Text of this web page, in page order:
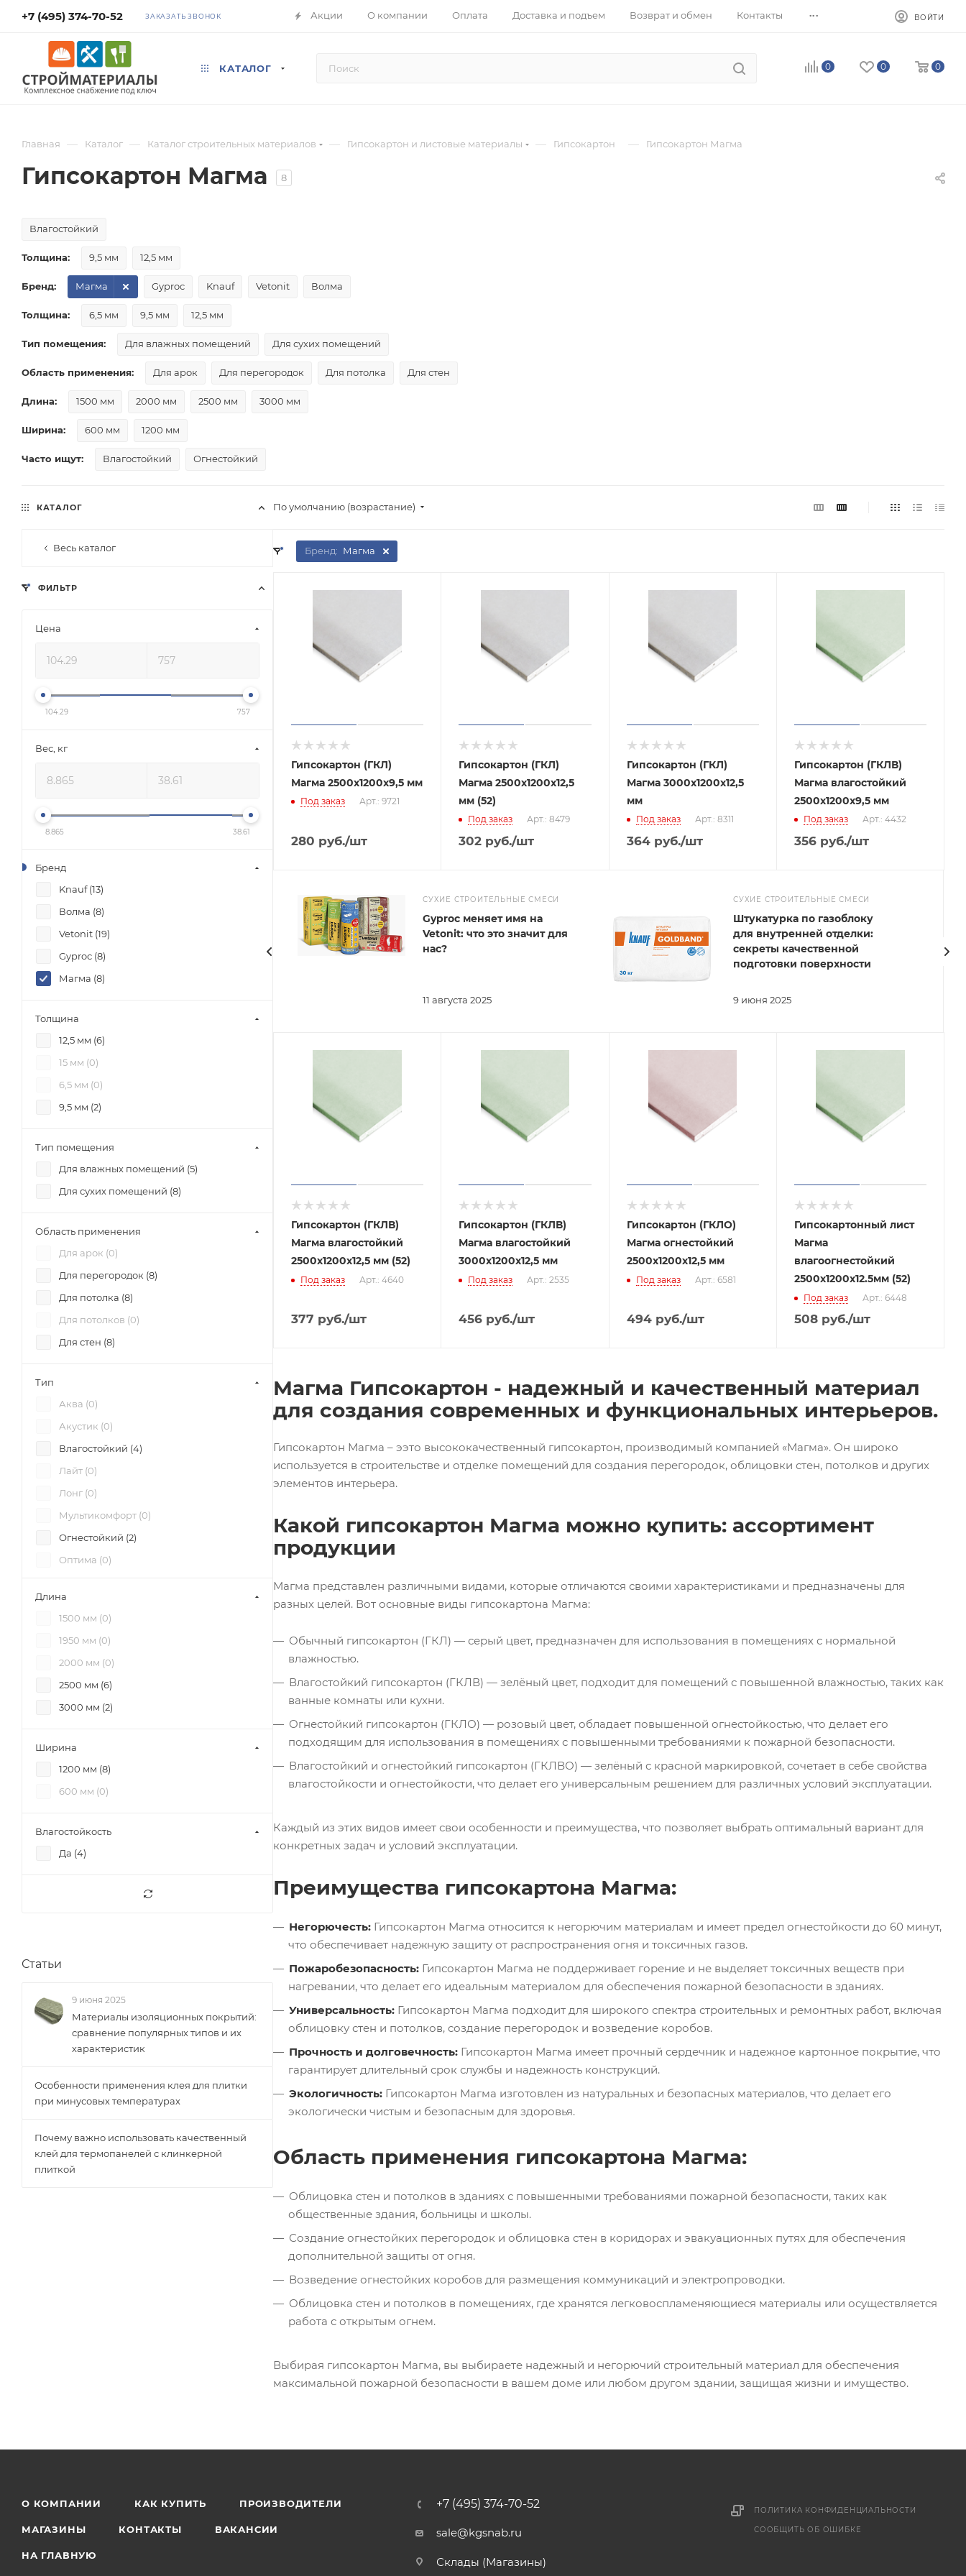
+7 (495) 374-70-52 ЗАКАЗАТЬ ЗВОНОК Акции О компании Оплата Доставка и подъем Возврат и обмен Контакты ... ВОЙТИ
КАТАЛОГ 0 0 0
Главная — Каталог — Каталог строительных материалов — Гипсокартон и листовые материалы — Гипсокартон — Гипсокартон Магма
Гипсокартон Магма 8
Влагостойкий
Толщина: 9,5 мм 12,5 мм
Бренд: Gyproc Knauf Vetonit Волма
Магма
Толщина: 6,5 мм 9,5 мм 12,5 мм
Тип помещения: Для влажных помещений Для сухих помещений
Область применения: Для арок Для перегородок Для потолка Для стен
Длина: 1500 мм 2000 мм 2500 мм 3000 мм
Ширина: 600 мм 1200 мм
Часто ищут: Влагостойкий Огнестойкий
По умолчанию (возрастание)
Бренд: Магма
Гипсокартон (ГКЛ)
Магма 2500х1200х9,5 мм
Под заказ Арт.: 9721
280 руб./шт
Гипсокартон (ГКЛ)
Магма 2500х1200х12,5
мм (52)
Под заказ Арт.: 8479
302 руб./шт
Гипсокартон (ГКЛ)
Магма 3000х1200х12,5
мм
Под заказ Арт.: 8311
364руб./шт
Гипсокартон (ГКЛВ)
Магма влагостойкий
2500х1200х9,5 мм
Под заказ Арт.: 4432
356руб./шт
СУХИЕ СТРОИТЕЛЬНЫЕ СМЕСИ
11 августа 2025
Gyproc меняет имя на
Vetonit: что это значит для
нас?
СУХИЕ СТРОИТЕЛЬНЫЕ СМЕСИ
9 июня 2025
Штукатурка по газоблоку
для внутренней отделки:
секреты качественной
подготовки поверхности
Гипсокартон (ГКЛВ)
Магма влагостойкий
2500х1200х12,5 мм (52)
Под заказ Арт.: 4640
377 руб./шт
Гипсокартон (ГКЛВ)
Магма влагостойкий
3000х1200х12,5 мм
Под заказ Арт.: 2535
456 руб./шт
Гипсокартон (ГКЛО)
Магма огнестойкий
2500х1200х12,5 мм
Под заказ Арт.: 6581
494руб./шт
Гипсокартонный лист
Магма
влагоогнестойкий
2500х1200х12.5мм (52)
Под заказ Арт.: 6448
508руб./шт
Магма Гипсокартон - надежный и качественный материал
для создания современных и функциональных интерьеров.
Гипсокартон Магма – ээто высококачественный гипсокартон, производимый компанией «Магма». Он широко
используется в строительстве и отделке помещений для создания перегородок, облицовки стен, потолков и других
элементов интерьера.
Какой гипсокартон Магма можно купить: ассортимент
продукции
Магма представлен различными видами, которые отличаются своими характеристиками и предназначены для
разных целей. Вот основные виды гипсокартона Магма:
Обычный гипсокартон (ГКЛ) — серый цвет, предназначен для использования в помещениях с нормальной
влажностью.
Влагостойкий гипсокартон (ГКЛВ) — зелёный цвет, подходит для помещений с повышенной влажностью, таких как
ванные комнаты или кухни.
Огнестойкий гипсокартон (ГКЛО) — розовый цвет, обладает повышенной огнестойкостью, что делает его
подходящим для использования в помещениях с повышенными требованиями к пожарной безопасности.
Влагостойкий и огнестойкий гипсокартон (ГКЛВО) — зелёный с красной маркировкой, сочетает в себе свойства
влагостойкости и огнестойкости, что делает его универсальным решением для различных условий эксплуатации.
Каждый из этих видов имеет свои особенности и преимущества, что позволяет выбрать оптимальный вариант для
конкретных задач и условий эксплуатации.
Преимущества гипсокартона Магма:
Негорючесть: Гипсокартон Магма относится к негорючим материалам и имеет предел огнестойкости до 60 минут,
что обеспечивает надежную защиту от распространения огня и токсичных газов.
Пожаробезопасность: Гипсокартон Магма не поддерживает горение и не выделяет токсичных веществ при
нагревании, что делает его идеальным материалом для обеспечения пожарной безопасности в зданиях.
Универсальность: Гипсокартон Магма подходит для широкого спектра строительных и ремонтных работ, включая
облицовку стен и потолков, создание перегородок и возведение коробов.
Прочность и долговечность: Гипсокартон Магма имеет прочный сердечник и надежное картонное покрытие, что
гарантирует длительный срок службы и надежность конструкций.
Экологичность: Гипсокартон Магма изготовлен из натуральных и безопасных материалов, что делает его
экологически чистым и безопасным для здоровья.
Область применения гипсокартона Магма:
Облицовка стен и потолков в зданиях с повышенными требованиями пожарной безопасности, таких как
общественные здания, больницы и школы.
Создание огнестойких перегородок и облицовка стен в коридорах и эвакуационных путях для обеспечения
дополнительной защиты от огня.
Возведение огнестойких коробов для размещения коммуникаций и электропроводки.
Облицовка стен и потолков в помещениях, где хранятся легковоспламеняющиеся материалы или осуществляется
работа с открытым огнем.
Выбирая гипсокартон Магма, вы выбираете надежный и негорючий строительный материал для обеспечения
максимальной пожарной безопасности в вашем доме или любом другом здании, защищая жизни и имущество.
КАТАЛОГ
Весь каталог
ФИЛЬТР
Цена
104.29 757
Вес, кг
8.865 38.61
Бренд
Knauf (13)
Волма (8)
Vetonit (19)
Gyproc (8)
Магма (8)
Толщина
12,5 мм (6)
15 мм (0)
6,5 мм (0)
9,5 мм (2)
Тип помещения
Для влажных помещений (5)
Для сухих помещений (8)
Область применения
Для арок (0)
Для перегородок (8)
Для потолка (8)
Для потолков (0)
Для стен (8)
Тип
Аква (0)
Акустик (0)
Влагостойкий (4)
Лайт (0)
Лонг (0)
Мультикомфорт (0)
Огнестойкий (2)
Оптима (0)
Длина
1500 мм (0)
1950 мм (0)
2000 мм (0)
2500 мм (6)
3000 мм (2)
Ширина
1200 мм (8)
600 мм (0)
Влагостойкость
Да (4)
Статьи
9 июня 2025
Материалы изоляционных покрытий:
сравнение популярных типов и их
характеристик
Особенности применения клея для плитки
при минусовых температурах
Почему важно использовать качественный
клей для термопанелей с клинкерной
плиткой
О КОМПАНИИ КАК КУПИТЬ ПРОИЗВОДИТЕЛИ
МАГАЗИНЫ КОНТАКТЫ ВАКАНСИИ
НА ГЛАВНУЮ
+7 (495) 374-70-52
sale@kgsnab.ru
Склады (Магазины)
ПОЛИТИКА КОНФИДЕНЦИАЛЬНОСТИ
СООБЩИТЬ ОБ ОШИБКЕ